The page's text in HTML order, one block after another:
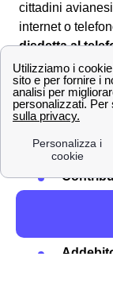
cittadini
internet o
disdetta al
per i cittadini
la disdetta TIM
provider
disdetta TIM
Aviano i
Penali